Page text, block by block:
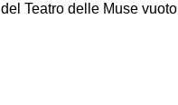
Teatro delle Muse vuoto